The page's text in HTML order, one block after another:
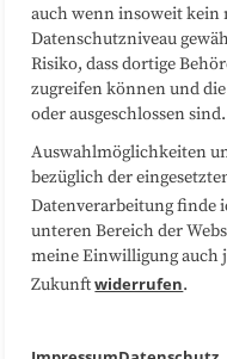
auch wenn insoweit kein
Datenschutzniveau
Risiko, dass dortige
zugreifen können und
oder ausgeschlossen sind.
Auswahlmöglichkeiten
bezüglich der
Datenverarbeitung finde
unteren Bereich der
meine Einwilligung auch
Zukunftwiderrufen.